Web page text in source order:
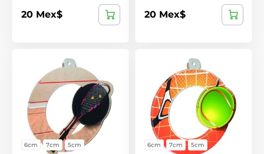
20 Mex$ 20 Mex$
6cm 7cm 5cm 6cm 7cm 5cm